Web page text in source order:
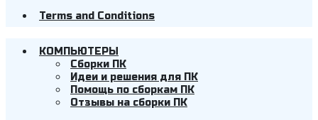
Terms and Conditions
КОМПЬЮТЕРЫ
Cборки ПК
Идеи и решения для ПК
Помощь по сборкам ПК
Отзывы на сборки ПК